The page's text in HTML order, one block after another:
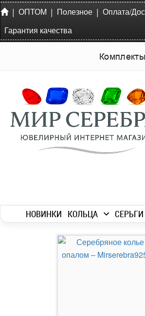
| ОПТОМ | Полезное | Оплата/
Гарантия качества
НОВИНКИ КОЛЬЦА СЕРЬГИ